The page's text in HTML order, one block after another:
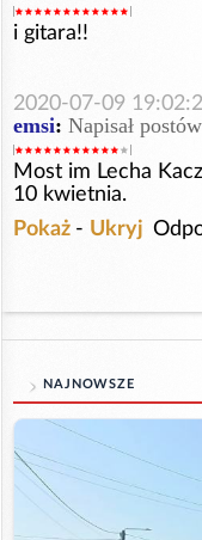
i gitara!!
2020-07-09
emsi: Napisał
Most im Lecha
10 kwietnia.
Pokaż - Ukryj
NAJNOWSZE